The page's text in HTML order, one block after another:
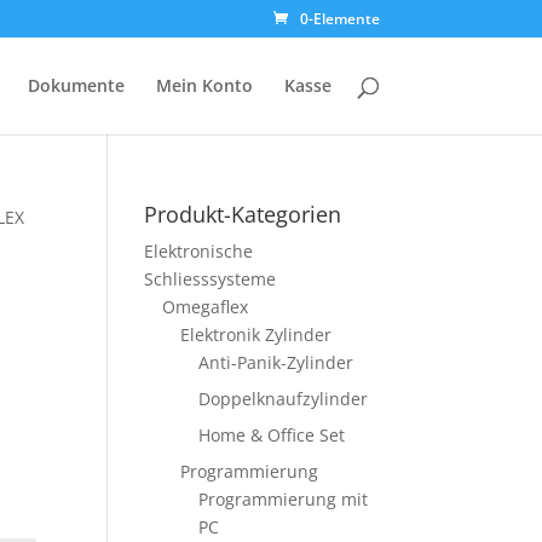
0-Elemente
Dokumente Mein Konto Kasse
Produkt-Kategorien
Elektronische
Schliesssysteme
Omegaflex
Elektronik Zylinder
Anti-Panik-Zylinder
Doppelknaufzylinder
Home & Office Set
Programmierung
Programmierung mit
PC